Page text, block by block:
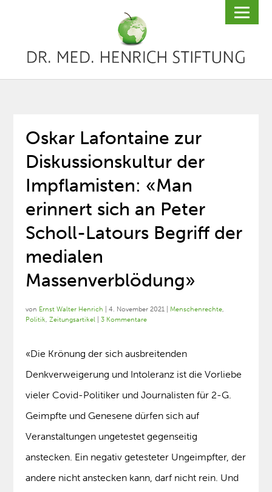
Oskar Lafontaine zur
Diskussionskultur der
Impflamisten: «Man
erinnert sich an Peter
Scholl-Latours Begriff der
medialen
Massenverblödung»
von Ernst Walter Henrich |4. November 2021 Menschenrechte,
Politik,Zeitungsartikel |3 Kommentare
«Die Krönung der sich ausbreitenden
Denkverweigerung und Intoleranz ist die Vorliebe
vieler Covid-Politiker und Journalisten für 2-G.
Geimpfte und Genesene dürfen sich auf
Veranstaltungen ungetestet gegenseitig
anstecken. Ein negativ getesteter Ungeimpfter, der
andere nicht anstecken kann, darf nicht rein. Und